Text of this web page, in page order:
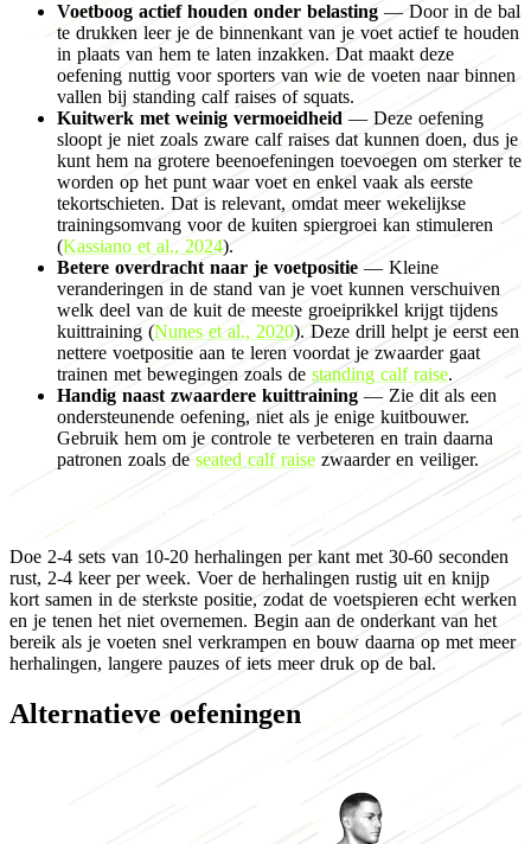
Voetboog actief houden onder belasting — Door in de bal
te drukken leer je de binnenkant van je voet actief te houden
in plaats van hem te laten inzakken. Dat maakt deze
oefening nuttig voor sporters van wie de voeten naar binnen
vallen bij standing calf raises of squats.
Kuitwerk met weinig vermoeidheid — Deze oefening
sloopt je niet zoals zware calf raises dat kunnen doen, dus je
kunt hem na grotere beenoefeningen toevoegen om sterker te
worden op het punt waar voet en enkel vaak als eerste
tekortschieten. Dat is relevant, omdat meer wekelijkse
trainingsomvang voor de kuiten spiergroei kan stimuleren
(Kassiano et al., 2024).
Betere overdracht naar je voetpositie — Kleine
veranderingen in de stand van je voet kunnen verschuiven
welk deel van de kuit de meeste groeiprikkel krijgt tijdens
kuittraining (Nunes et al., 2020). Deze drill helpt je eerst een
nettere voetpositie aan te leren voordat je zwaarder gaat
trainen met bewegingen zoals de standing calf raise.
Handig naast zwaardere kuittraining — Zie dit als een
ondersteunende oefening, niet als je enige kuitbouwer.
Gebruik hem om je controle te verbeteren en train daarna
patronen zoals de seated calf raise zwaarder en veiliger.
Doe 2-4 sets van 10-20 herhalingen per kant met 30-60 seconden
rust, 2-4 keer per week. Voer de herhalingen rustig uit en knijp
kort samen in de sterkste positie, zodat de voetspieren echt werken
en je tenen het niet overnemen. Begin aan de onderkant van het
bereik als je voeten snel verkrampen en bouw daarna op met meer
herhalingen, langere pauzes of iets meer druk op de bal.
Alternatieve oefeningen